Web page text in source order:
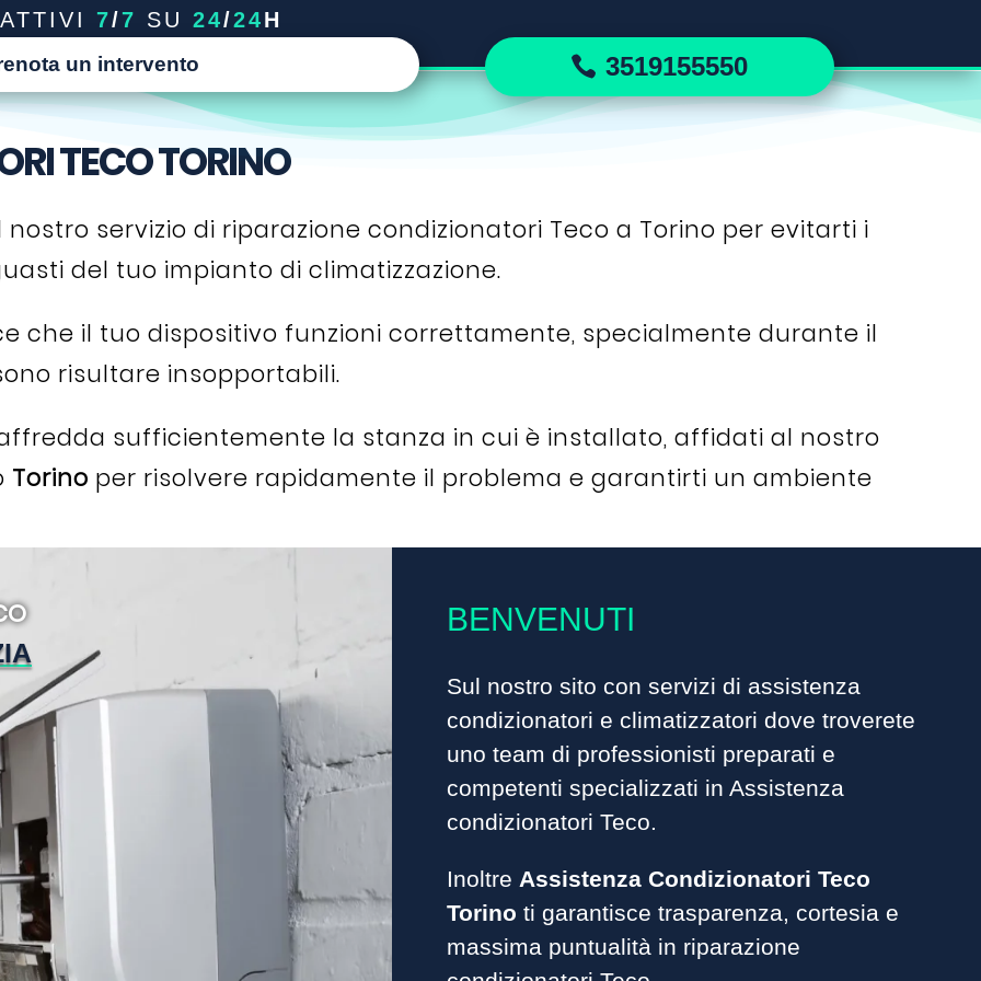
ATTIVI 7/7 SU 24/24H
un intervento 3519155550
TECO TORINO
nostro servizio di riparazione condizionatori Teco a Torino per evitarti i
del tuo impianto di climatizzazione.
che il tuo dispositivo funzioni correttamente, specialmente durante il
risultare insopportabili.
sufficientemente la stanza in cui è installato, affidati al nostro
Torino per risolvere rapidamente il problema e garantirti un ambiente
BENVENUTI
Sul nostro sito con servizi di assistenza
condizionatori e climatizzatori dove troverete
uno team di professionisti preparati e
competenti specializzati in Assistenza
condizionatori Teco.
Inoltre Assistenza Condizionatori Teco
Torino ti garantisce trasparenza, cortesia e
massima puntualità in riparazione